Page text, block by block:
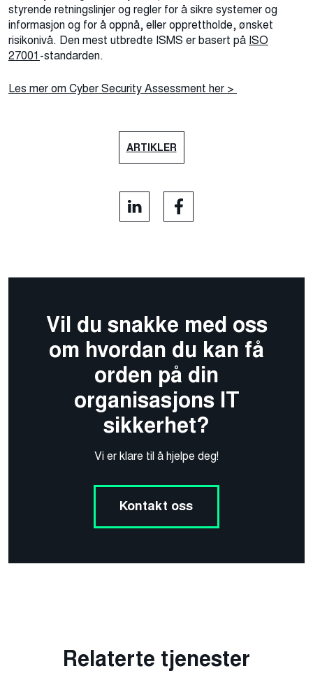
styrende retningslinjer og regler for å sikre systemer og
informasjon og for å oppnå, eller opprettholde, ønsket
risikonivå. Den mest utbredte ISMS er basert på ISO
27001-standarden.
Les mer om Cyber Security Assessment her >
ARTIKLER
Vil du snakke med oss
om hvordan du kan få
orden på din
organisasjons IT
sikkerhet?
Vi er klare til å hjelpe deg!
Kontakt oss
Relaterte tjenester